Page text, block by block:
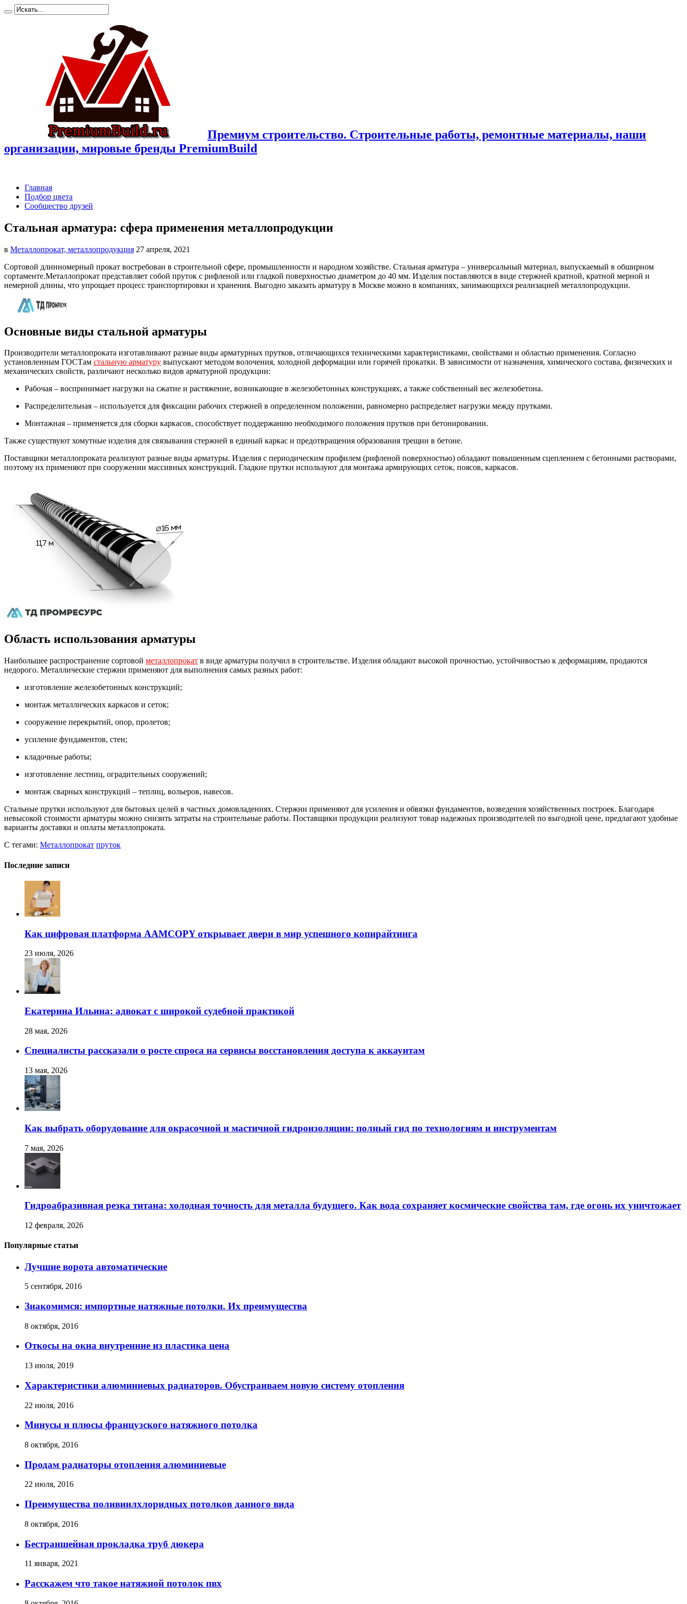
Премиум cтроительство. Cтроительные работы, ремонтные материалы, наши
организации, мировые бренды PremiumBuild
Главная
Подбор цвета
Сообщество друзей
Стальная арматура: сфера применения металлопродукции
в Металлопрокат, металлопродукция 27 апреля, 2021
Сортовой длинномерный прокат востребован в строительной сфере, промышленности и народном хозяйстве. Стальная арматура – универсальный материал, выпускаемый в обширном
сортаменте.Металлопрокат представляет собой пруток с рифленой или гладкой поверхностью диаметром до 40 мм. Изделия поставляются в виде стержней кратной, кратной мерной и
немерной длины, что упрощает процесс транспортировки и хранения. Выгодно заказать арматуру в Москве можно в компаниях, занимающихся реализацией металлопродукции.
Основные виды стальной арматуры
Производители металлопроката изготавливают разные виды арматурных прутков, отличающихся техническими характеристиками, свойствами и областью применения. Согласно
установленным ГОСТам стальную арматуру выпускают методом волочения, холодной деформации или горячей прокатки. В зависимости от назначения, химического состава, физических и
механических свойств, различают несколько видов арматурной продукции:
Рабочая – воспринимает нагрузки на сжатие и растяжение, возникающие в железобетонных конструкциях, а также собственный вес железобетона.
Распределительная – используется для фиксации рабочих стержней в определенном положении, равномерно распределяет нагрузки между прутками.
Монтажная – применяется для сборки каркасов, способствует поддержанию необходимого положения прутков при бетонировании.
Также существуют хомутные изделия для связывания стержней в единый каркас и предотвращения образования трещин в бетоне.
Поставщики металлопроката реализуют разные виды арматуры. Изделия с периодическим профилем (рифленой поверхностью) обладают повышенным сцеплением с бетонными растворами,
поэтому их применяют при сооружении массивных конструкций. Гладкие прутки используют для монтажа армирующих сеток, поясов, каркасов.
Область использования арматуры
Наибольшее распространение сортовой металлопрокат в виде арматуры получил в строительстве. Изделия обладают высокой прочностью, устойчивостью к деформациям, продаются
недорого. Металлические стержни применяют для выполнения самых разных работ:
изготовление железобетонных конструкций;
монтаж металлических каркасов и сеток;
сооружение перекрытий, опор, пролетов;
усиление фундаментов, стен;
кладочные работы;
изготовление лестниц, оградительных сооружений;
монтаж сварных конструкций – теплиц, вольеров, навесов.
Стальные прутки используют для бытовых целей в частных домовладениях. Стержни применяют для усиления и обвязки фундаментов, возведения хозяйственных построек. Благодаря
невысокой стоимости арматуры можно снизить затраты на строительные работы. Поставщики продукции реализуют товар надежных производителей по выгодной цене, предлагают удобные
варианты доставки и оплаты металлопроката.
С тегами: Металлопрокат пруток
Последние записи
Как цифровая платформа AAMCOPY открывает двери в мир успешного копирайтинга
23 июля, 2026
Екатерина Ильина: адвокат с широкой судебной практикой
28 мая, 2026
Специалисты рассказали о росте спроса на сервисы восстановления доступа к аккаунтам
13 мая, 2026
Как выбрать оборудование для окрасочной и мастичной гидроизоляции: полный гид по технологиям и инструментам
7 мая, 2026
Гидроабразивная резка титана: холодная точность для металла будущего. Как вода сохраняет космические свойства там, где огонь их уничтожает
12 февраля, 2026
Популярные статьи
Лучшие ворота автоматические
5 сентября, 2016
Знакомимся: импортные натяжные потолки. Их преимущества
8 октября, 2016
Откосы на окна внутренние из пластика цена
13 июля, 2019
Характеристики алюминиевых радиаторов. Обустраиваем новую систему отопления
22 июля, 2016
Минусы и плюсы французского натяжного потолка
8 октября, 2016
Продам радиаторы отопления алюминиевые
22 июля, 2016
Преимущества поливинлхлоридных потолков данного вида
8 октября, 2016
Бестраншейная прокладка труб дюкера
11 января, 2021
Расскажем что такое натяжной потолок пвх